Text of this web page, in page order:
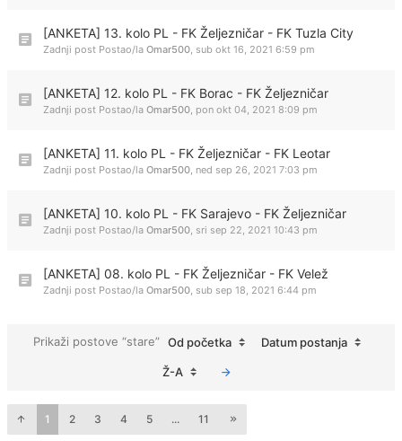
[ANKETA] 13. kolo PL - FK Željezničar - FK Tuzla City
Zadnji post Postao/la Omar500, sub okt 16, 2021 6:59 pm
[ANKETA] 12. kolo PL - FK Borac - FK Željezničar
Zadnji post Postao/la Omar500, pon okt 04, 2021 8:09 pm
[ANKETA] 11. kolo PL - FK Željezničar - FK Leotar
Zadnji post Postao/la Omar500, ned sep 26, 2021 7:03 pm
[ANKETA] 10. kolo PL - FK Sarajevo - FK Željezničar
Zadnji post Postao/la Omar500, sri sep 22, 2021 10:43 pm
[ANKETA] 08. kolo PL - FK Željezničar - FK Velež
Zadnji post Postao/la Omar500, sub sep 18, 2021 6:44 pm
Prikaži postove “stare” Od početka Datum postanja
Ž-A
1 2 3 4 5 ... 11